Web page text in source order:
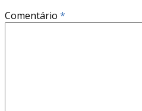
Comentário *